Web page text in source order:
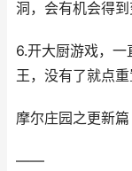
洞，会有机会得到
6.开大厨游戏，
王，没有了就点重
摩尔庄园之更新篇
——